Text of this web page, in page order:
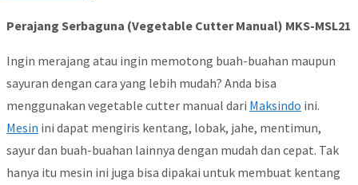
Perajang Serbaguna (Vegetable Cutter Manual) MKS-MSL21
Ingin merajang atau ingin memotong buah-buahan maupun
sayuran dengan cara yang lebih mudah? Anda bisa
menggunakan vegetable cutter manual dari Maksindo ini.
Mesin ini dapat mengiris kentang, lobak, jahe, mentimun,
sayur dan buah-buahan lainnya dengan mudah dan cepat. Tak
hanya itu mesin ini juga bisa dipakai untuk membuat kentang